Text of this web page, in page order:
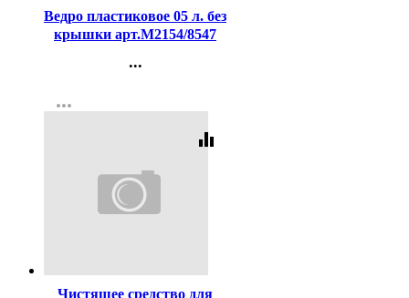
Ведро пластиковое 05 л. без
крышки арт.М2154/8547
...
Регистрация
more_horiz
equalizer
Чистящее средство для